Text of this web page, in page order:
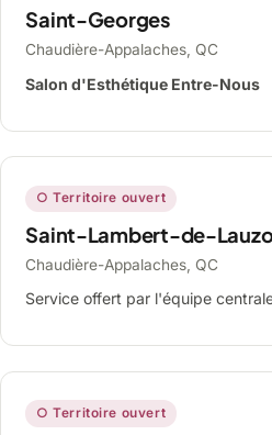
Saint-Georges
Chaudière-Appalaches, QC
Salon d'Esthétique Entre-Nous
○ Territoire ouvert
Saint-Lambert-de-
Chaudière-Appalaches, QC
Service offert par l'équipe
○ Territoire ouvert